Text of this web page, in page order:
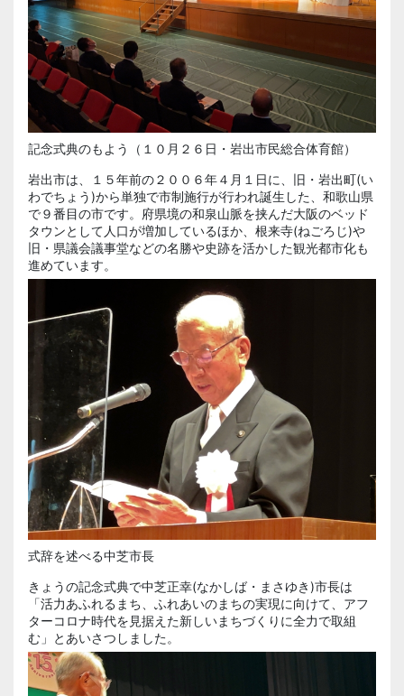
記念式典のもよう（１０月２６日・岩出市民総合体育館）
岩出市は、１５年前の２００６年４月１日に、旧・岩出町(い
わでちょう)から単独で市制施行が行われ誕生した、和歌山県
で９番目の市です。府県境の和泉山脈を挟んだ大阪のベッド
タウンとして人口が増加しているほか、根来寺(ねごろじ)や
旧・県議会議事堂などの名勝や史跡を活かした観光都市化も
進めています。
式辞を述べる中芝市長
きょうの記念式典で中芝正幸(なかしば・まさゆき)市長は
「活力あふれるまち、ふれあいのまちの実現に向けて、アフ
ターコロナ時代を見据えた新しいまちづくりに全力で取組
む」とあいさつしました。